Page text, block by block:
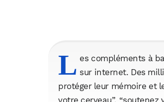
L es compléments à
sur internet. Des
protéger leur mémoire et
votre cerveau”,